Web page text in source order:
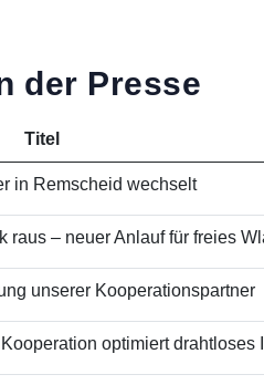
der Presse
Titel
in Remscheid wechselt
raus – neuer Anlauf für freies
unserer Kooperationspartner
optimiert drahtloses